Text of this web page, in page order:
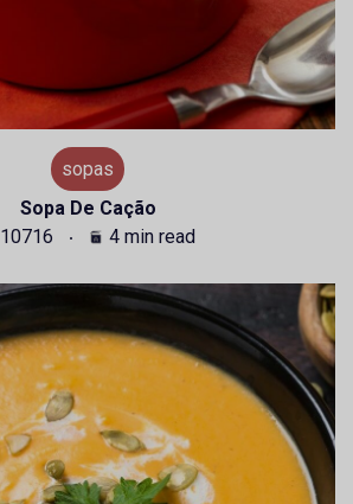
sopas
Sopa De Cação
10716
4 min read